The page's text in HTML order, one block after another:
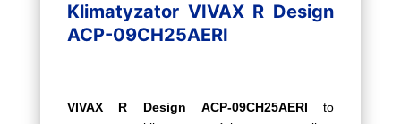
Klimatyzator VIVAX R Design
ACP-09CH25AERI
VIVAX R Design ACP-09CH25AERI to